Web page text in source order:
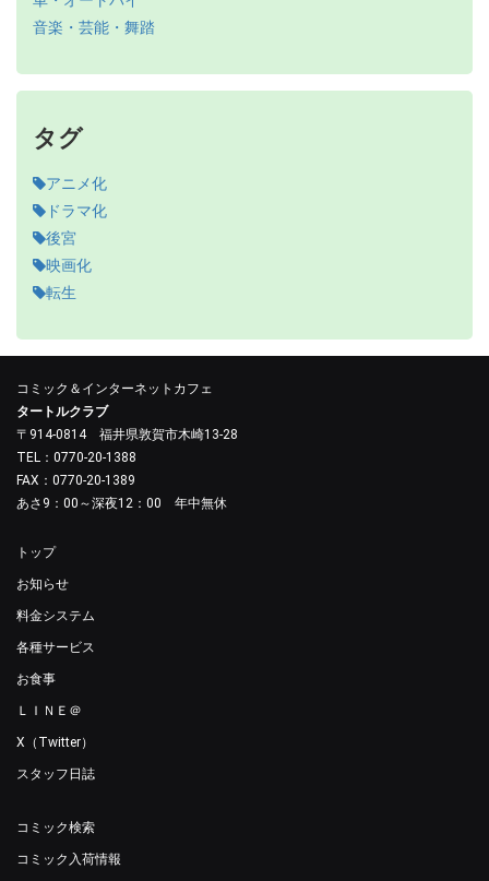
音楽・芸能・舞踏
タグ
アニメ化
ドラマ化
後宮
映画化
転生
コミック＆インターネットカフェ
タートルクラブ
〒914-0814 福井県敦賀市木崎13-28
TEL：0770-20-1388
FAX：0770-20-1389
あさ9：00～深夜12：00 年中無休
トップ
お知らせ
料金システム
各種サービス
お食事
ＬＩＮＥ＠
X（Twitter）
スタッフ日誌
コミック検索
コミック入荷情報